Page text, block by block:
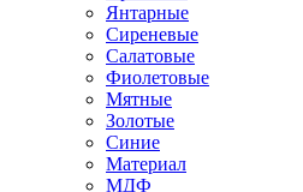
Янтарные
Сиреневые
Салатовые
Фиолетовые
Мятные
Золотые
Синие
Материал
МДФ